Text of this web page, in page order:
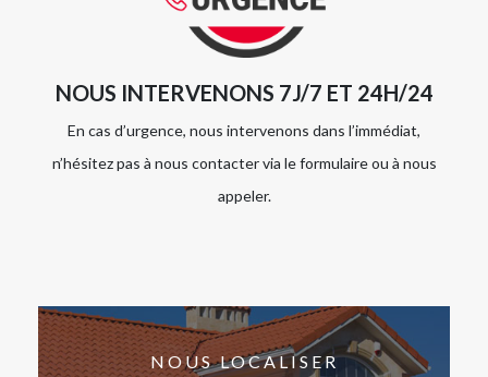
NOUS INTERVENONS 7J/7 ET 24H/24
En cas d’urgence, nous intervenons dans l’immédiat,
n’hésitez pas à nous contacter via le formulaire ou à nous
appeler.
NOUS LOCALISER